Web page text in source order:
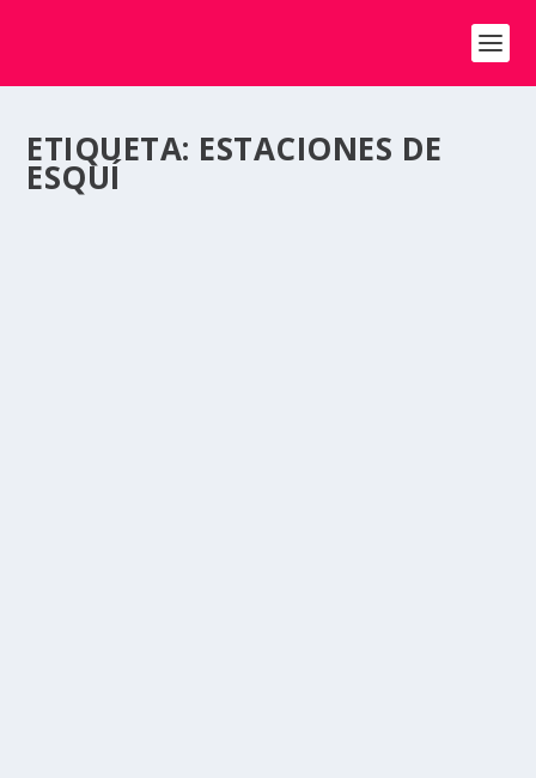
ETIQUETA: ESTACIONES DE
ESQUÍ